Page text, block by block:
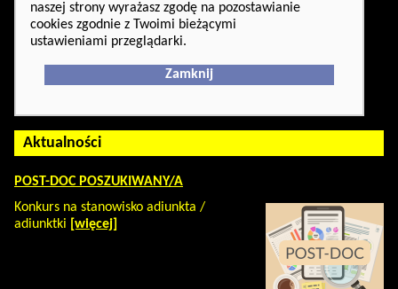
naszej strony wyrażasz zgodę na pozostawianie
cookies zgodnie z Twoimi bieżącymi
ustawieniami przeglądarki.
Zamknij
Aktualności
POST-DOC POSZUKIWANY/A
Konkurs na stanowisko adiunkta /
adiunktki
[więcej]